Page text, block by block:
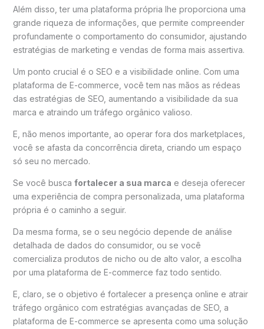
Além disso, ter uma plataforma própria lhe proporciona uma
grande riqueza de informações, que permite compreender
profundamente o comportamento do consumidor, ajustando
estratégias de marketing e vendas de forma mais assertiva.
Um ponto crucial é o SEO e a visibilidade online. Com uma
plataforma de E-commerce, você tem nas mãos as rédeas
das estratégias de SEO, aumentando a visibilidade da sua
marca e atraindo um tráfego orgânico valioso.
E, não menos importante, ao operar fora dos marketplaces,
você se afasta da concorrência direta, criando um espaço
só seu no mercado.
Se você busca fortalecer a sua marca e deseja oferecer
uma experiência de compra personalizada, uma plataforma
própria é o caminho a seguir.
Da mesma forma, se o seu negócio depende de análise
detalhada de dados do consumidor, ou se você
comercializa produtos de nicho ou de alto valor, a escolha
por uma plataforma de E-commerce faz todo sentido.
E, claro, se o objetivo é fortalecer a presença online e atrair
tráfego orgânico com estratégias avançadas de SEO, a
plataforma de E-commerce se apresenta como uma solução